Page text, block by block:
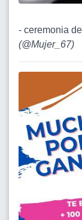
- ceremonia
(@Mujer_67)